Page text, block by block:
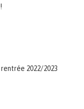
2022/2023